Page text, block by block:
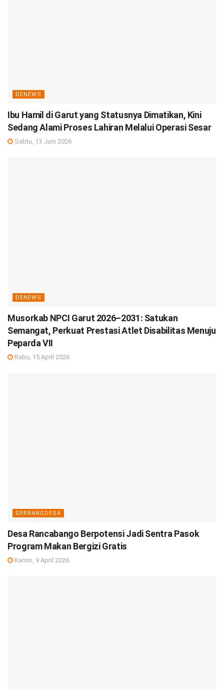
DENEWS
Ibu Hamil di Garut yang Statusnya Dimatikan, Kini
Sedang Alami Proses Lahiran Melalui Operasi Sesar
Sabtu, 13 Juni 2026
DENEWS
Musorkab NPCI Garut 2026–2031: Satukan
Semangat, Perkuat Prestasi Atlet Disabilitas Menuju
Peparda VII
Rabu, 15 April 2026
GERBANGDESA
Desa Rancabango Berpotensi Jadi Sentra Pasok
Program Makan Bergizi Gratis
Kamis, 9 April 2026